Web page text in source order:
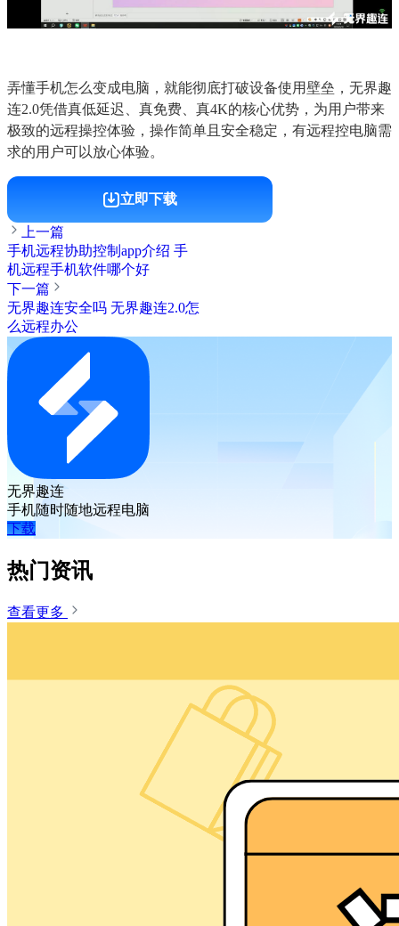
弄懂手机怎么变成电脑，就能彻底打破设备使用壁垒，无界趣
连2.0凭借真低延迟、真免费、真4K的核心优势，为用户带来
极致的远程操控体验，操作简单且安全稳定，有远程控电脑需
求的用户可以放心体验。
立即下载
上一篇
手机远程协助控制app介绍 手
机远程手机软件哪个好
下一篇
无界趣连安全吗 无界趣连2.0怎
么远程办公
无界趣连
手机随时随地远程电脑
下载
热门资讯
查看更多